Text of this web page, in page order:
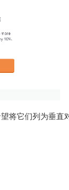
将它们列为垂直